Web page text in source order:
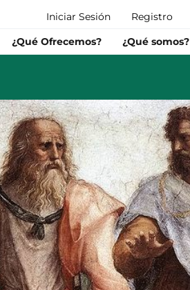
Iniciar Sesión Registro
¿Qué Ofrecemos? ¿Qué somos?